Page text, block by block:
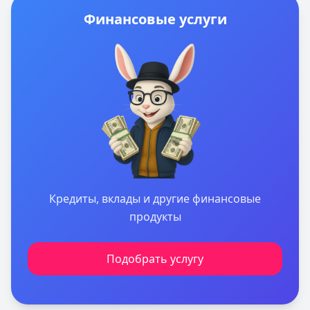
Финансовые услуги
Кредиты, вклады и другие финансовые
продукты
Подобрать услугу